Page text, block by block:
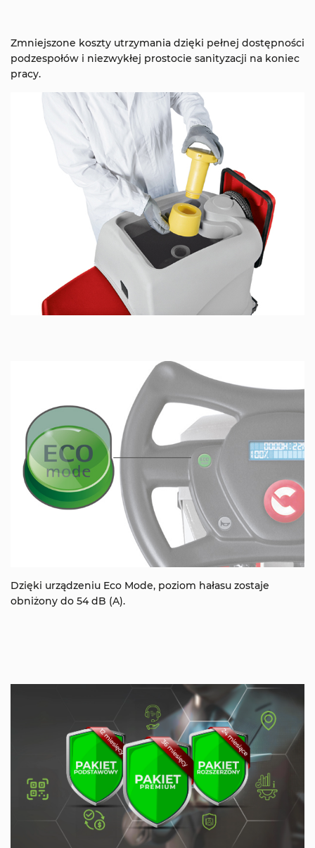
Zmniejszone koszty utrzymania dzięki pełnej dostępności
podzespołów i niezwykłej prostocie sanityzacji na koniec
pracy.
Dzięki urządzeniu Eco Mode, poziom hałasu zostaje
obniżony do 54 dB (A).